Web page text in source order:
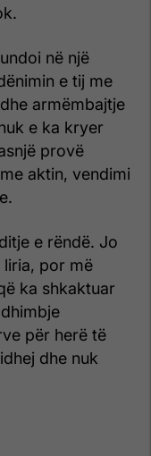
në një
e tij me
armëmbajtje
e ka kryer
provë
aktin, vendimi
e rëndë. Jo
por më
ka shkaktuar
për herë të
dhe nuk